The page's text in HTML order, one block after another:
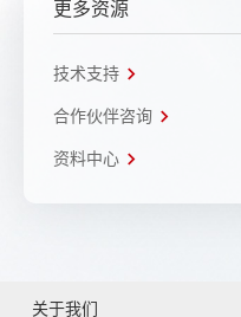
更多资源
技术支持
合作伙伴咨询
资料中心
关于我们